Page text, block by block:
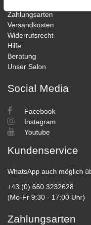
Zahlungsarten
Versandkosten
Widerrufsrecht
Hilfe
Beratung
Unser Salon
Social Media
Facebook
Instagram
Youtube
Kundenservice
WhatsApp auch möglich
+43 (0) 660 3232628
(Mo-Fr 9:30 - 17:00 Uhr)
Zahlungsarten